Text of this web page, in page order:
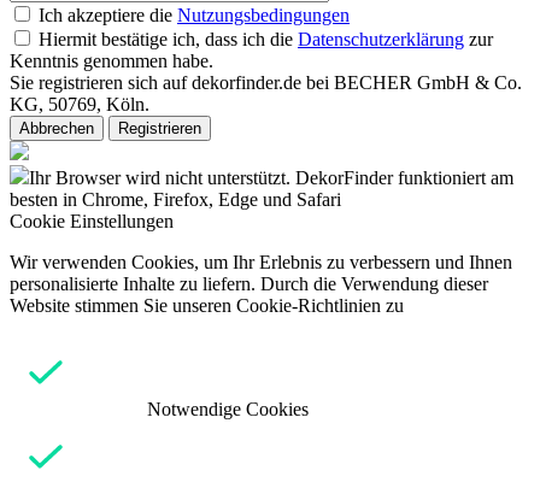
Ich akzeptiere die Nutzungsbedingungen
Hiermit bestätige ich, dass ich die Datenschutzerklärung zur
Kenntnis genommen habe.
Sie registrieren sich auf dekorfinder.de bei BECHER GmbH & Co.
KG, 50769, Köln.
Abbrechen Registrieren
Ihr Browser wird nicht unterstützt. DekorFinder funktioniert am
besten in Chrome, Firefox, Edge und Safari
Cookie Einstellungen
Wir verwenden Cookies, um Ihr Erlebnis zu verbessern und Ihnen
personalisierte Inhalte zu liefern. Durch die Verwendung dieser
Website stimmen Sie unseren Cookie-Richtlinien zu
Notwendige Cookies